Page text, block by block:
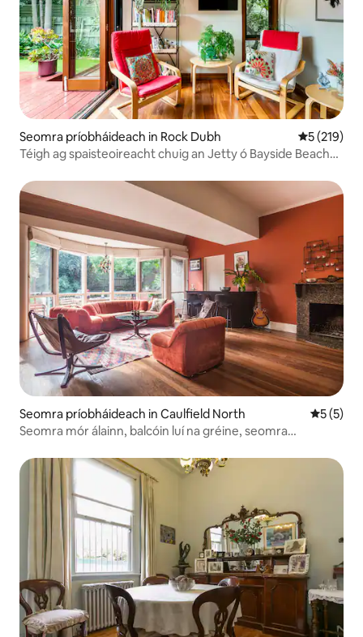
Seomra príobháideach in Rock Dubh Meánrátáil
5 (219)
Téigh ag spaisteoireacht chuig an Jetty ó Bayside Beach
Seomra príobháideach in Caulfield North
5 (5)
Seomra mór álainn, balcóin luí na gréine, seomra